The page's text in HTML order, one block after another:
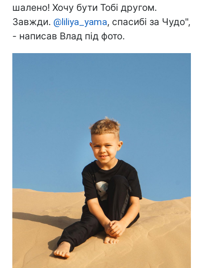
шалено! Хочу бути Тобі другом.
Завжди. @liliya_yama, спасибі за Чудо",
- написав Влад під фото.